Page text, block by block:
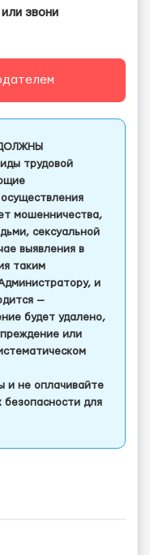
звони
трудовой
мошенничества,
сексуальной
выявления в
таким
и
—
будет удалено,
или
и не оплачивайте
безопасности для